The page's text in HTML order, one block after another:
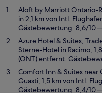
Aloft by Marriott Ontario-
in 2,1 km von Intl.
Gästebewertung: 8,6/10
Azure Hotel & Suites,
Sterne-Hotel in Racimo,
(ONT) entfernt.
Comfort Inn & Suites
Guasti, 1,5 km von Intl.
Gästebewertung: 8,4/10